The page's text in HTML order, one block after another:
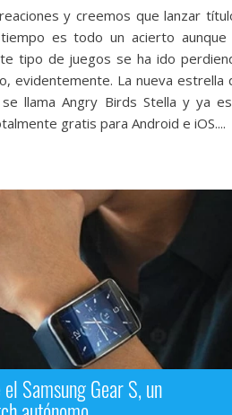
y creemos que lanzar
es todo un acierto aunque
tipo de juegos se ha ido
evidentemente. La nueva estrella
se llama Angry Birds Stella y ya
gratis para Android e iOS....
Samsung Gear S, un